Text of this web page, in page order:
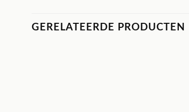
GERELATEERDE PRODUCTEN